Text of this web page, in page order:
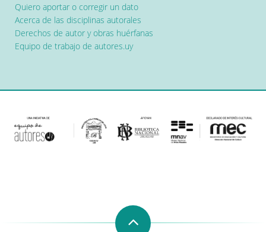
Quiero aportar o corregir un dato
Acerca de las disciplinas autorales
Derechos de autor y obras huérfanas
Equipo de trabajo de autores.uy